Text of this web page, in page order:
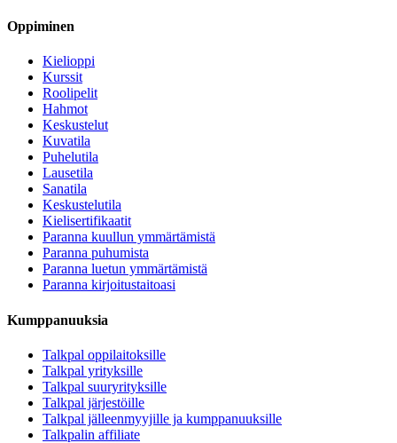
Oppiminen
Kielioppi
Kurssit
Roolipelit
Hahmot
Keskustelut
Kuvatila
Puhelutila
Lausetila
Sanatila
Keskustelutila
Kielisertifikaatit
Paranna kuullun ymmärtämistä
Paranna puhumista
Paranna luetun ymmärtämistä
Paranna kirjoitustaitoasi
Kumppanuuksia
Talkpal oppilaitoksille
Talkpal yrityksille
Talkpal suuryrityksille
Talkpal järjestöille
Talkpal jälleenmyyjille ja kumppanuuksille
Talkpalin affiliate